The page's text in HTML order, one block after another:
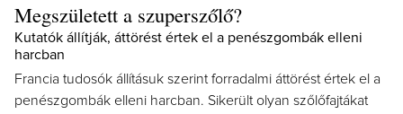
Megszületett a szuperszőlő?
Kutatók állítják, áttörést értek el a penészgombák elleni
harcban
Francia tudosók állításuk szerint forradalmi áttörést értek el a
penészgombák elleni harcban. Sikerült olyan szőlőfajtákat